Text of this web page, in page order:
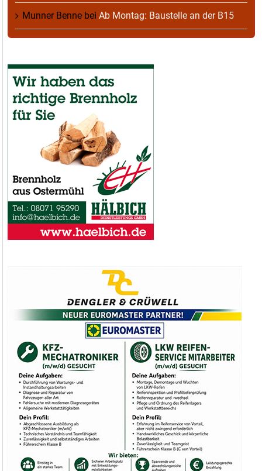
Munner Benne bei Ab Montag: Baustelle an der B15